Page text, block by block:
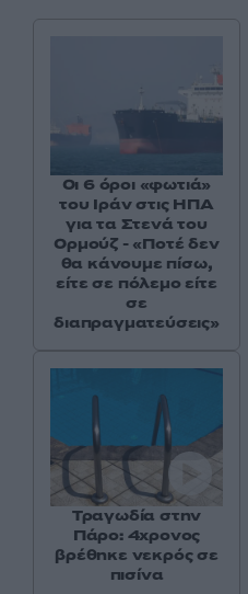
Οι 6 όροι «φωτιά»
του Ιράν στις ΗΠΑ
για τα Στενά του
Ορμούζ - «Ποτέ δεν
θα κάνουμε πίσω,
είτε σε πόλεμο είτε
σε
διαπραγματεύσεις»
Τραγωδία στην
Πάρο: 4χρονος
βρέθηκε νεκρός σε
πισίνα